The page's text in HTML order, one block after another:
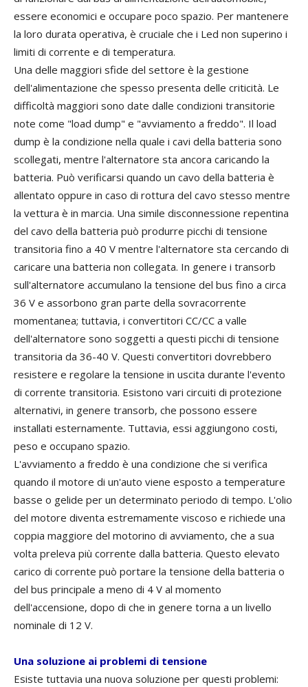
essere economici e occupare poco spazio. Per mantenere
la loro durata operativa, è cruciale che i Led non superino i
limiti di corrente e di temperatura.
Una delle maggiori sfide del settore è la gestione
dell'alimentazione che spesso presenta delle criticità. Le
difficoltà maggiori sono date dalle condizioni transitorie
note come "load dump" e "avviamento a freddo". Il load
dump è la condizione nella quale i cavi della batteria sono
scollegati, mentre l'alternatore sta ancora caricando la
batteria. Può verificarsi quando un cavo della batteria è
allentato oppure in caso di rottura del cavo stesso mentre
la vettura è in marcia. Una simile disconnessione repentina
del cavo della batteria può produrre picchi di tensione
transitoria fino a 40 V mentre l'alternatore sta cercando di
caricare una batteria non collegata. In genere i transorb
sull'alternatore accumulano la tensione del bus fino a circa
36 V e assorbono gran parte della sovracorrente
momentanea; tuttavia, i convertitori CC/CC a valle
dell'alternatore sono soggetti a questi picchi di tensione
transitoria da 36-40 V. Questi convertitori dovrebbero
resistere e regolare la tensione in uscita durante l'evento
di corrente transitoria. Esistono vari circuiti di protezione
alternativi, in genere transorb, che possono essere
installati esternamente. Tuttavia, essi aggiungono costi,
peso e occupano spazio.
L'avviamento a freddo è una condizione che si verifica
quando il motore di un'auto viene esposto a temperature
basse o gelide per un determinato periodo di tempo. L'olio
del motore diventa estremamente viscoso e richiede una
coppia maggiore del motorino di avviamento, che a sua
volta preleva più corrente dalla batteria. Questo elevato
carico di corrente può portare la tensione della batteria o
del bus principale a meno di 4 V al momento
dell'accensione, dopo di che in genere torna a un livello
nominale di 12 V.
Una soluzione ai problemi di tensione
Esiste tuttavia una nuova soluzione per questi problemi: